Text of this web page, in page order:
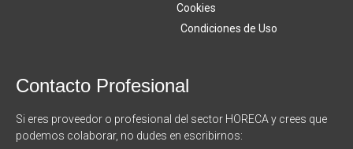
Cookies
Condiciones de Uso
Contacto Profesional
Si eres proveedor o profesional del sector HORECA y crees que
podemos colaborar, no dudes en escribirnos: